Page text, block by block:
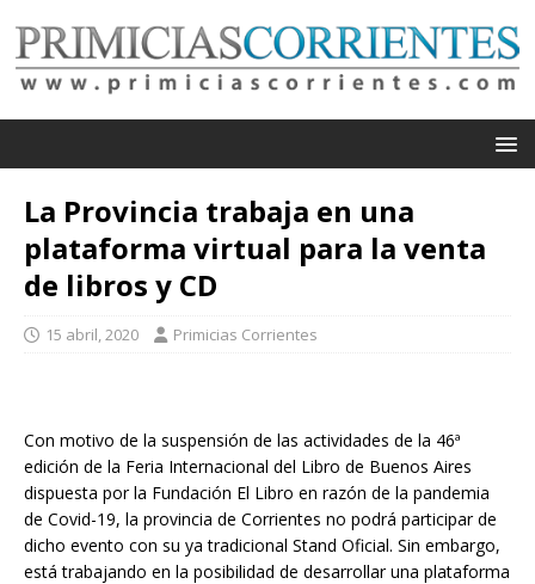
La Provincia trabaja en una
plataforma virtual para la venta
de libros y CD
15 abril, 2020 Primicias Corrientes
Con motivo de la suspensión de las actividades de la 46ª
edición de la Feria Internacional del Libro de Buenos Aires
dispuesta por la Fundación El Libro en razón de la pandemia
de Covid-19, la provincia de Corrientes no podrá participar de
dicho evento con su ya tradicional Stand Oficial. Sin embargo,
está trabajando en la posibilidad de desarrollar una plataforma